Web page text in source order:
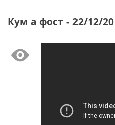
Кум а фост - 22/12/20